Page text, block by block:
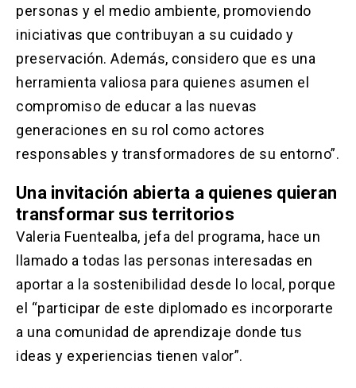
personas y el medio ambiente, promoviendo
iniciativas que contribuyan a su cuidado y
preservación. Además, considero que es una
herramienta valiosa para quienes asumen el
compromiso de educar a las nuevas
generaciones en su rol como actores
responsables y transformadores de su entorno”.
Una invitación abierta a quienes quieran
transformar sus territorios
Valeria Fuentealba, jefa del programa, hace un
llamado a todas las personas interesadas en
aportar a la sostenibilidad desde lo local, porque
el “participar de este diplomado es incorporarte
a una comunidad de aprendizaje donde tus
ideas y experiencias tienen valor”.